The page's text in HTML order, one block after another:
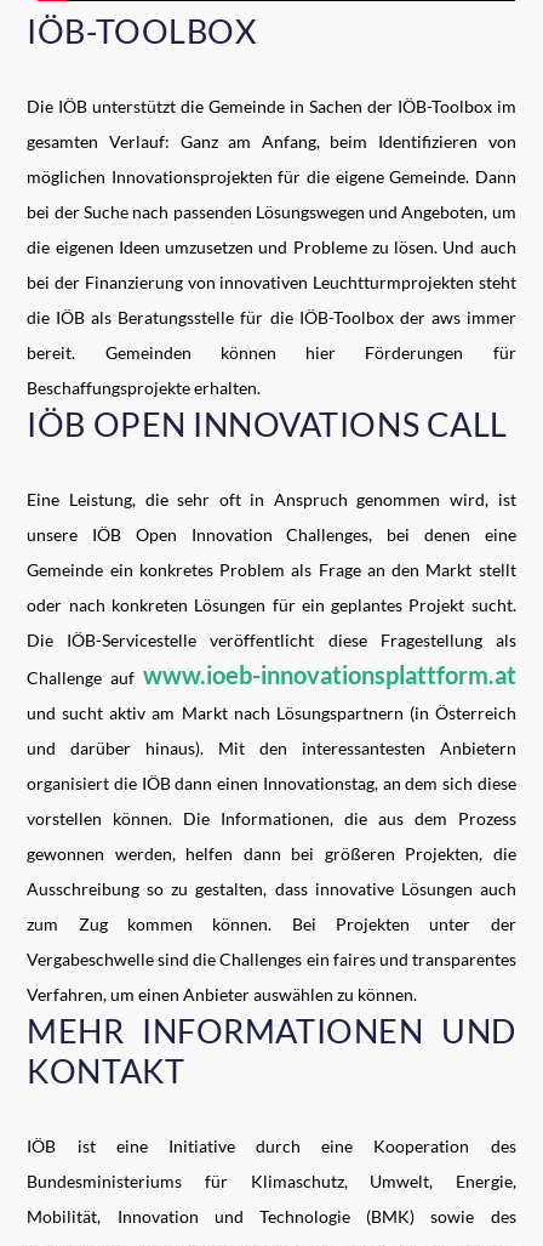
IÖB-TOOLBOX
Die IÖB unterstützt die Gemeinde in Sachen der IÖB-Toolbox im
gesamten Verlauf: Ganz am Anfang, beim Identifizieren von
möglichen Innovationsprojekten für die eigene Gemeinde. Dann
bei der Suche nach passenden Lösungswegen und Angeboten, um
die eigenen Ideen umzusetzen und Probleme zu lösen. Und auch
bei der Finanzierung von innovativen Leuchtturmprojekten steht
die IÖB als Beratungsstelle für die IÖB-Toolbox der aws immer
bereit. Gemeinden können hier Förderungen für
Beschaffungsprojekte erhalten.
IÖB OPEN INNOVATIONS CALL
Eine Leistung, die sehr oft in Anspruch genommen wird, ist
unsere IÖB Open Innovation Challenges, bei denen eine
Gemeinde ein konkretes Problem als Frage an den Markt stellt
oder nach konkreten Lösungen für ein geplantes Projekt sucht.
Die IÖB-Servicestelle veröffentlicht diese Fragestellung als
Challenge auf www.ioeb-innovationsplattform.at
und sucht aktiv am Markt nach Lösungspartnern (in Österreich
und darüber hinaus). Mit den interessantesten Anbietern
organisiert die IÖB dann einen Innovationstag, an dem sich diese
vorstellen können. Die Informationen, die aus dem Prozess
gewonnen werden, helfen dann bei größeren Projekten, die
Ausschreibung so zu gestalten, dass innovative Lösungen auch
zum Zug kommen können. Bei Projekten unter der
Vergabeschwelle sind die Challenges ein faires und transparentes
Verfahren, um einen Anbieter auswählen zu können.
MEHR INFORMATIONEN UND
KONTAKT
IÖB ist eine Initiative durch eine Kooperation des
Bundesministeriums für Klimaschutz, Umwelt, Energie,
Mobilität, Innovation und Technologie (BMK) sowie des